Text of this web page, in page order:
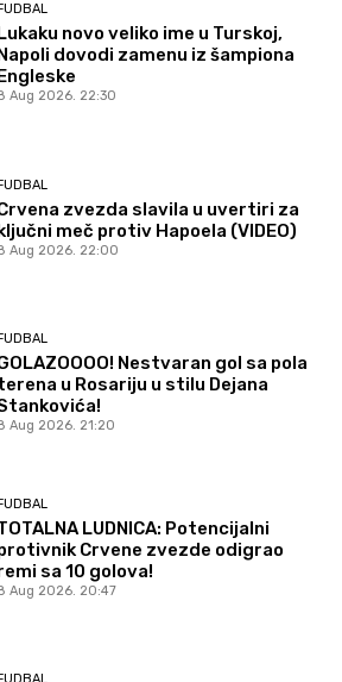
FUDBAL
Lukaku novo veliko ime u Turskoj,
Napoli dovodi zamenu iz šampiona
Engleske
Aug 2026. 22:30
zvezda slavila u uvertiri za
meč protiv Hapoela (VIDEO)
Aug 2026. 22:00
FUDBAL
Nestvaran gol sa pola
u Rosariju u stilu Dejana
Aug 2026. 21:20
LUDNICA: Potencijalni
Crvene zvezde odigrao
sa 10 golova!
Aug 2026. 20:47